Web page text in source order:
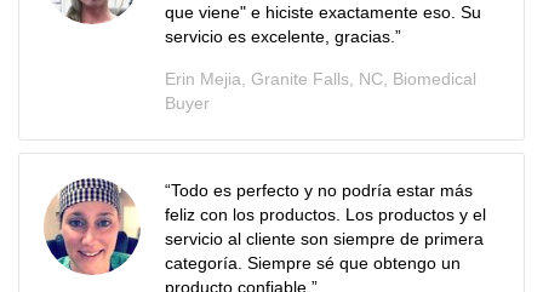
que viene" e hiciste exactamente eso. Su
servicio es excelente, gracias.”
Erin Mejia, Granite Falls, NC, Biomedical
Buyer
“Todo es perfecto y no podría estar más
feliz con los productos. Los productos y el
servicio al cliente son siempre de primera
categoría. Siempre sé que obtengo un
producto confiable.”